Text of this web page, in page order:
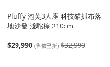
Pluffy 泡芙3人座 科技貓抓布落
地沙發 淺駝棕 210cm
$29,990 (售價已折) $32,990